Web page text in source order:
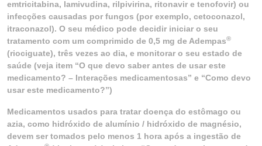
emtricitabina, lamivudina, rilpivirina, ritonavir e tenofovir) ou
infecções causadas por fungos (por exemplo, cetoconazol,
itraconazol). O seu médico pode decidir iniciar o seu
tratamento com um comprimido de 0,5 mg de Adempas®
(riociguate), três vezes ao dia, e monitorar o seu estado de
saúde (veja item “O que devo saber antes de usar este
medicamento? – Interações medicamentosas” e “Como devo
usar este medicamento?”)
Medicamentos usados para tratar doença do estômago ou
azia, como hidróxido de alumínio / hidróxido de magnésio,
devem ser tomados pelo menos 1 hora após a ingestão de